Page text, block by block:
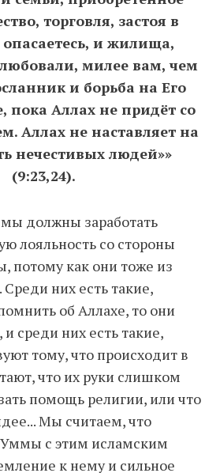
торговля, застоя в
и жилища,
милее вам, чем
и борьба на Его
пока Аллах не придёт со
Аллах не наставляет на
нечестивых людей»»
(9:23,24).
мы должны заработать
лояльность со стороны
потому как они тоже из
них есть такие,
об Аллахе, то они
среди них есть такие,
тому, что происходит в
что их руки слишком
помощь религии, или что
Мы считаем, что
с этим исламским
к нему и сильное